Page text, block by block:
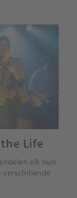
Life
elk hun